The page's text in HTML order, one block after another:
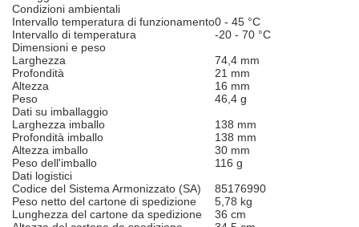
Condizioni ambientali
Intervallo temperatura di funzionamento0 - 45 °C
Intervallo di temperatura
-20 - 70 °C
Dimensioni e peso
Larghezza
74,4 mm
Profondità
21 mm
Altezza
16 mm
Peso
46,4 g
Dati su imballaggio
Larghezza imballo
138 mm
Profondità imballo
138 mm
Altezza imballo
30 mm
Peso dell'imballo
116 g
Dati logistici
Codice del Sistema Armonizzato (SA)
85176990
Peso netto del cartone di spedizione
5,78 kg
Lunghezza del cartone da spedizione
36 cm